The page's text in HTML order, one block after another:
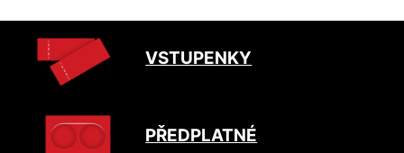
VSTUPENKY
PŘEDPLATNÉ